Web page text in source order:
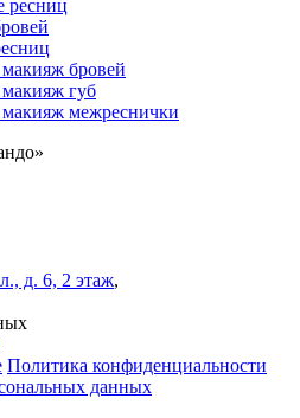
ресниц
бровей
губ
межреснички
д. 6, 2 этаж,
Политика конфиденциальности
данных